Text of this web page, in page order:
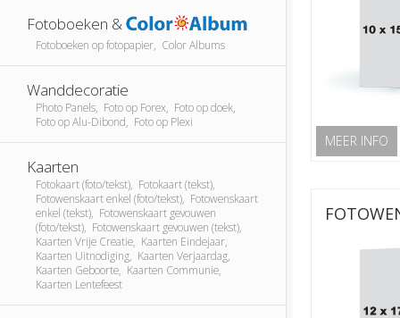
Fotoboeken &
Fotoboeken op fotopapier, Color Albums
Wanddecoratie
Photo Panels, Foto op Forex, Foto op doek,
Foto op Alu-Dibond, Foto op Plexi
Kaarten
Fotokaart (foto/tekst), Fotokaart (tekst),
Fotowenskaart enkel (foto/tekst), Fotowenskaart
enkel (tekst), Fotowenskaart gevouwen
(foto/tekst), Fotowenskaart gevouwen (tekst),
Kaarten Vrije Creatie, Kaarten Eindejaar,
Kaarten Uitnodiging, Kaarten Verjaardag,
Kaarten Geboorte, Kaarten Communie,
Kaarten Lentefeest
MEER INFO